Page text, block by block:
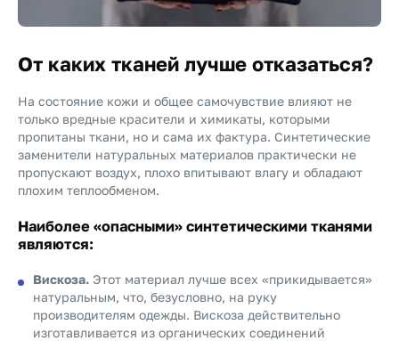
От каких тканей лучше отказаться?
На состояние кожи и общее самочувствие влияют не
только вредные красители и химикаты, которыми
пропитаны ткани, но и сама их фактура. Синтетические
заменители натуральных материалов практически не
пропускают воздух, плохо впитывают влагу и обладают
плохим теплообменом.
Наиболее «опасными» синтетическими тканями
являются:
Вискоза. Этот материал лучше всех «прикидывается»
натуральным, что, безусловно, на руку
производителям одежды. Вискоза действительно
изготавливается из органических соединений